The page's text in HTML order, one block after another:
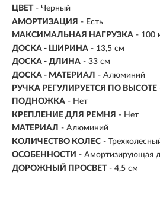
ЦВЕТ - Черный
АМОРТИЗАЦИЯ - Есть
МАКСИМАЛЬНАЯ НАГРУЗКА - 100
ДОСКА - ШИРИНА - 13,5 см
ДОСКА - ДЛИНА - 33 см
ДОСКА - МАТЕРИАЛ - Алюминий
РУЧКА РЕГУЛИРУЕТСЯ ПО ВЫСОТЕ
ПОДНОЖКА - Нет
КРЕПЛЕНИЕ ДЛЯ РЕМНЯ - Нет
МАТЕРИАЛ - Алюминий
КОЛИЧЕСТВО КОЛЕС -
ОСОБЕННОСТИ - Амортизирующая
ДОРОЖНЫЙ ПРОСВЕТ - 4,5 см